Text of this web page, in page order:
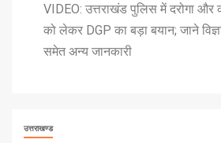
VIDEO: उत्तराखंड पुलिस में दरोगा और
को लेकर DGP का बड़ा बयान; जाने
समेत अन्य जानकारी
उत्तराखण्ड